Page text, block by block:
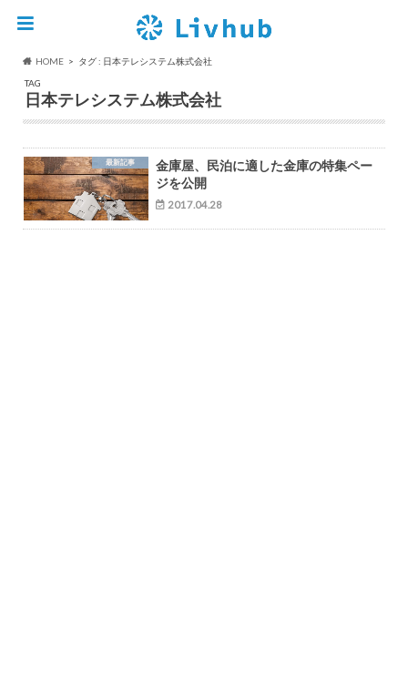
HOME
タグ : 日本テレシステム株式会社
TAG
日本テレシステム株式会社
最新記事
金庫屋、民泊に適した金庫の特集ペー
ジを公開
2017.04.28